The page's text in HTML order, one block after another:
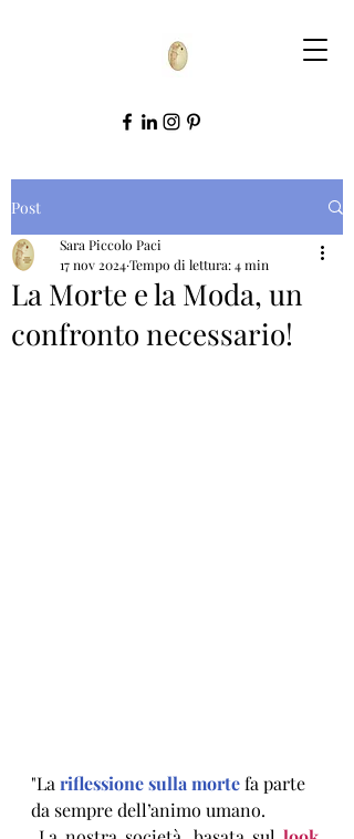
Post
La Morte e la Moda, un
confronto necessario!
Sara Piccolo Paci
17 nov 2024Tempo di lettura: 4 min
"La riflessione sulla morte fa parte
da sempre dell’animo umano.